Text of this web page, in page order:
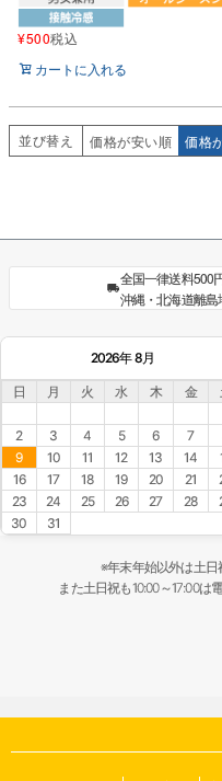
¥500税込
カートに入れる
並び替え 価格が安い順 価格
全国一律送料500
沖縄・北海道離
2026年 8月
日 月 火 水 木 金
2
3 4 5 6 7
9
10 11 12 13 14
16
17 18 19 20 21
23
24 25 26 27 28
30
31
※年末年始以外は土日
また土日祝も10:00～17:00は